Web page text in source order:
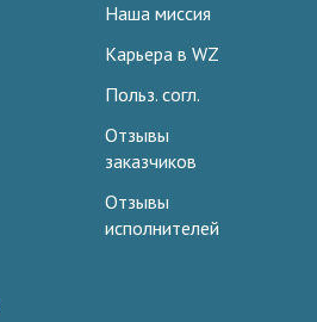
Наша миссия
Карьера в WZ
Польз. согл.
Отзывы
заказчиков
Отзывы
исполнителей